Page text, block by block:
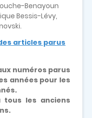
Benayoun
Bessis-Lévy,
articles parus
numéros parus
années pour les
les anciens